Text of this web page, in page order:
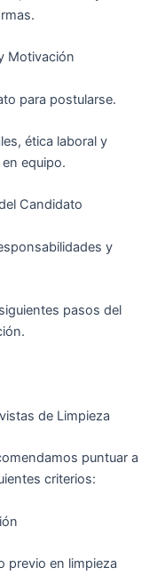
Motivación
para postularse.
ética laboral y
equipo.
Candidato
y
pasos del
de Limpieza
puntuar a
criterios:
previo en limpieza